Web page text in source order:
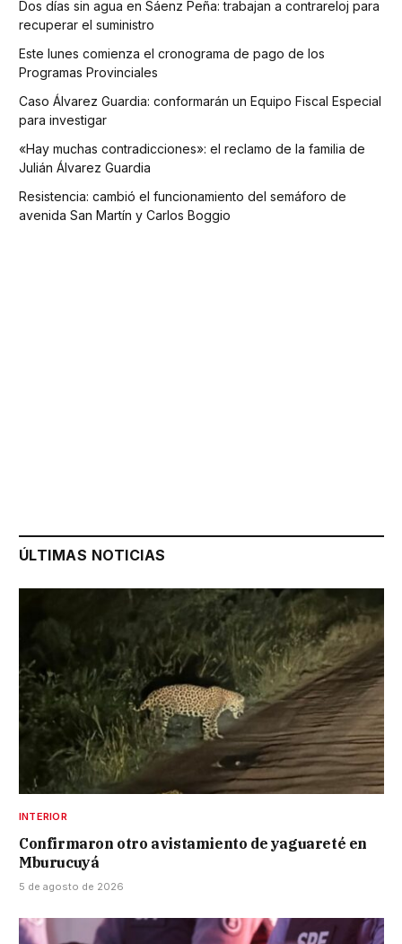
Dos días sin agua en Sáenz Peña: trabajan a contrareloj para
recuperar el suministro
Este lunes comienza el cronograma de pago de los
Programas Provinciales
Caso Álvarez Guardia: conformarán un Equipo Fiscal Especial
para investigar
«Hay muchas contradicciones»: el reclamo de la familia de
Julián Álvarez Guardia
Resistencia: cambió el funcionamiento del semáforo de
avenida San Martín y Carlos Boggio
ÚLTIMAS NOTICIAS
INTERIOR
Confirmaron otro avistamiento de yaguareté en
Mburucuyá
5 de agosto de 2026